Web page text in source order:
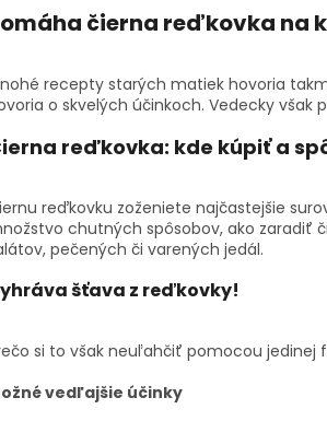
čierna reďkovka na
recepty starých matiek hovoria
o skvelých účinkoch. Vedecky však
reďkovka: kde kúpiťa
reďkovku zoženiete najčastejšie
chutných spôsobov, ako zaradiť
pečených či varených jedál.
šťava z reďkovky!
si to však neuľahčiť pomocou
vedľajšie účinky